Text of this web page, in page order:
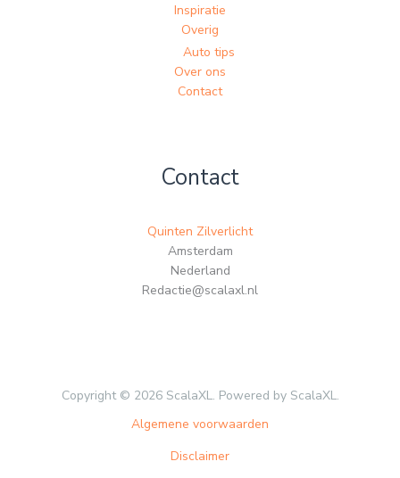
Inspiratie
Overig
Auto tips
Over ons
Contact
Contact
Quinten Zilverlicht
Amsterdam
Nederland
Redactie@scalaxl.nl
Copyright © 2026 ScalaXL. Powered by ScalaXL.
Algemene voorwaarden
Disclaimer